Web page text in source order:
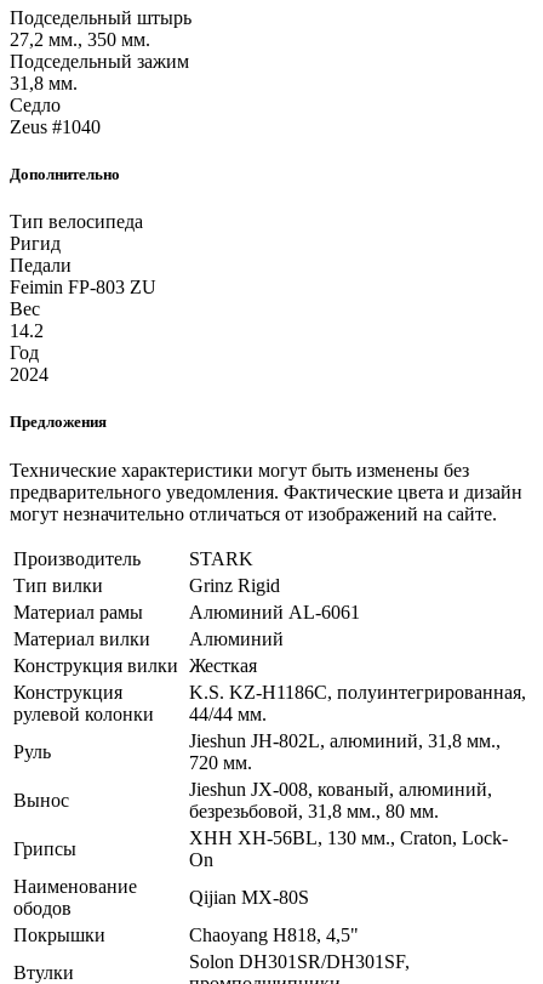
Подседельный штырь
27,2 мм., 350 мм.
Подседельный зажим
31,8 мм.
Седло
Zeus #1040
Дополнительно
Тип велосипеда
Ригид
Педали
Feimin FP-803 ZU
Вес
14.2
Год
2024
Предложения
Технические характеристики могут быть изменены без
предварительного уведомления. Фактические цвета и дизайн
могут незначительно отличаться от изображений на сайте.
Производитель
STARK
Тип вилки
Grinz Rigid
Материал рамы
Алюминий AL-6061
Материал вилки
Алюминий
Конструкция вилки Жесткая
Конструкция
рулевой колонки
K.S. KZ-H1186C, полуинтегрированная,
44/44 мм.
Руль
Jieshun JH-802L, алюминий, 31,8 мм.,
720 мм.
Вынос
Jieshun JX-008, кованый, алюминий,
безрезьбовой, 31,8 мм., 80 мм.
Грипсы
XHH XH-56BL, 130 мм., Craton, Lock-
On
Наименование
ободов
Qijian MX-80S
Покрышки
Chaoyang H818, 4,5"
Втулки
Solon DH301SR/DH301SF,